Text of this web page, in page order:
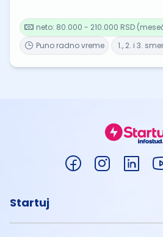
1., 2. i 3.
Puno radno vreme
neto: 80.000 - 210.000 RSD
Startuj